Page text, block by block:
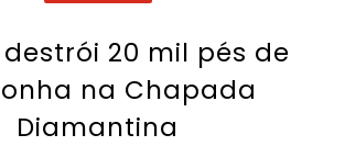
20 mil pés de
na Chapada
Diamantina